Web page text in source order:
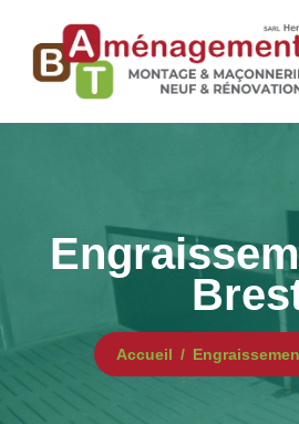
Accueil